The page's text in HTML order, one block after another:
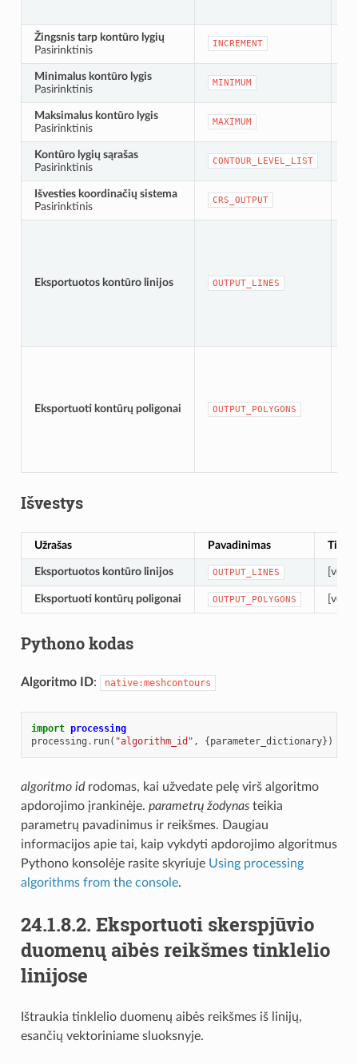
Žingsnis tarp kontūro lygių
Pasirinktinis
INCREMENT
Minimalus kontūro lygis
Pasirinktinis
MINIMUM
Maksimalus kontūro lygis
Pasirinktinis
MAXIMUM
Kontūro lygių sąrašas
Pasirinktinis
CONTOUR_LEVEL_LIST
Išvesties koordinačių sistema
Pasirinktinis
CRS_OUTPUT
Eksportuotos kontūro linijos OUTPUT_LINES
Eksportuoti kontūrų poligonai OUTPUT_POLYGONS
Išvestys
Užrašas Pavadinimas Tipas
Eksportuotos kontūro linijos OUTPUT_LINES
Eksportuoti kontūrų poligonai OUTPUT_POLYGONS
Pythono kodas
Algoritmo ID: native:meshcontours
import processing
processing . run( "algorithm_id" , {parameter_dictionary})
algoritmo idrodomas, kai užvedate pelę virš algoritmo
apdorojimo įrankinėje. parametrų žodynasteikia
parametrų pavadinimus ir reikšmes. Daugiau
informacijos apie tai, kaip vykdyti apdorojimo algoritmus
Pythono konsolėje rasite skyriuje Using processing
algorithms from the console.
24.1.8.2. Eksportuoti skerspjūvio
duomenų aibės reikšmes tinklelio
linijose
Ištraukia tinklelio duomenų aibės reikšmes iš linijų,
esančių vektoriniame sluoksnyje.